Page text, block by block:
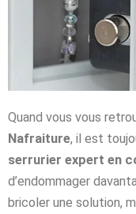
Quand vous vous
Nafraiture, il est
serrurier expert en
d’endommager
bricoler une solution,